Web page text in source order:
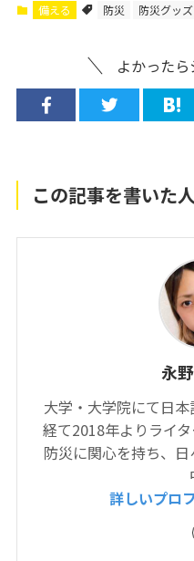
備える 防災 防災グッズ
よかったら
この記事を書いた人
永
大学・大学院にて日
経て2018年よりライ
防災に関心を持ち、
詳しいプロ